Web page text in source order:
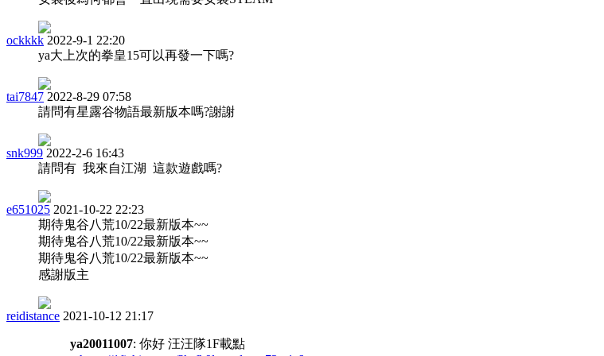
ockkkk 2022-9-1 22:20
ya大上次的拳皇15可以再發一下嗎?
tai7847 2022-8-29 07:58
請問有星露谷物語最新版本嗎?謝謝
snk999 2022-2-6 16:43
請問有 我來自江湖 這款遊戲嗎?
e651025 2021-10-22 22:23
期待鬼谷八荒10/22最新版本~~
期待鬼谷八荒10/22最新版本~~
期待鬼谷八荒10/22最新版本~~
感謝版主
reidistance 2021-10-12 21:17
ya20011007: 你好 汪汪隊1F載點